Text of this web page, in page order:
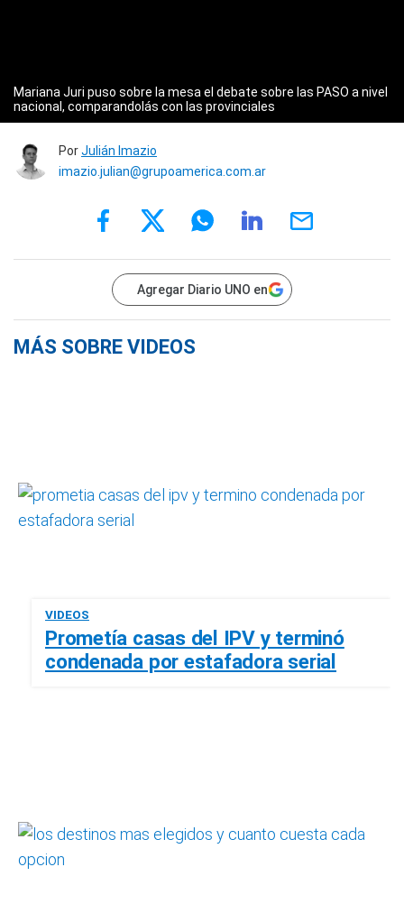
Mariana Juri puso sobre la mesa el debate sobre las PASO a nivel
nacional, comparandolás con las provinciales
PorJulián Imazio
imazio.julian@grupoamerica.com.ar
Agregar Diario UNO en
MÁS SOBRE VIDEOS
VIDEOS
Prometía casas del IPV y terminó
condenada por estafadora serial